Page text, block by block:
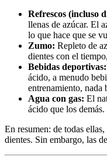
Refrescos (incluso
llenas de azúcar. El
lo que hace que se
Zumo: Repleto de
dientes con el
Bebidas deportivas:
ácido, a menudo
entrenamiento, nada
Agua con gas: El
ácido que los demás.
En resumen: de todas
dientes. Sin embargo, las